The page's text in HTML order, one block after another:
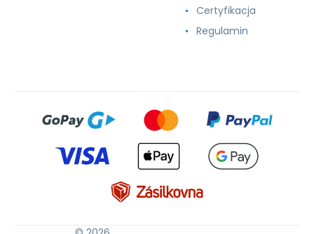
Certyfikacja
Regulamin